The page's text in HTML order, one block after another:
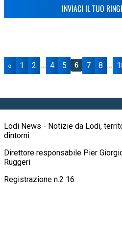
INVIACI IL TUO
« 1 2 ... 4 5 6 7 8 ...
Lodi News - Notizie da Lodi,
dintorni
Direttore responsabile Pier
Ruggeri
Registrazione n.2 16